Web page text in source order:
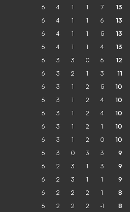
6 4 1 1 7 13
6 4 1 1 6 13
6 4 1 1 5 13
6 4 1 1 4 13
6 3 3 0 6 12
6 3 2 1 3 11
6 3 1 2 5 10
6 3 1 2 4 10
6 3 1 2 4 10
6 3 1 2 1 10
6 3 1 2 0 10
6 3 0 3 3 9
6 2 3 1 3 9
6 2 3 1 1 9
6 2 2 2 1 8
6 2 2 2 -1 8